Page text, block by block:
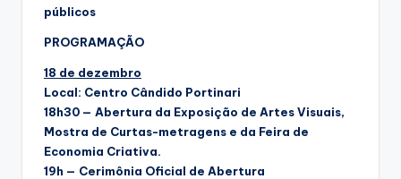
públicos
PROGRAMAÇÃO
18 de dezembro
Local: Centro Cândido Portinari
18h30 — Abertura da Exposição de Artes Visuais,
Mostra de Curtas-metragens e da Feira de
Economia Criativa.
19h — Cerimônia Oficial de Abertura